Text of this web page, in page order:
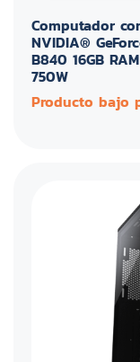
Computador
NVIDIA®
B840 16GB
750W
Producto bajo